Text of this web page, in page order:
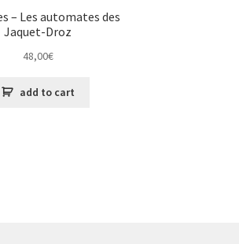
– Les automates des
Jaquet-Droz
48,00€
add to cart